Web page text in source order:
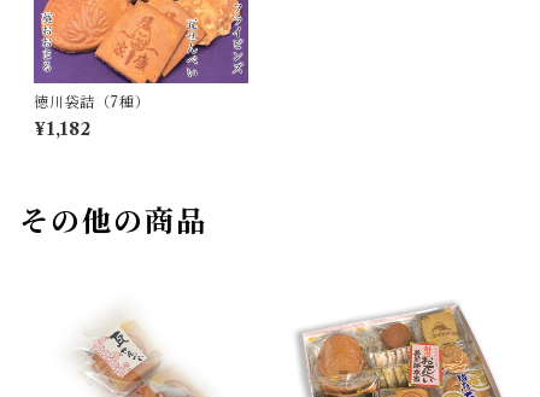
徳川袋詰（7種）
¥1,182
その他の商品